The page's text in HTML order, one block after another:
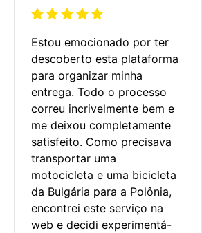
Estou emocionado por ter
descoberto esta plataforma
para organizar minha
entrega. Todo o processo
correu incrivelmente bem e
me deixou completamente
satisfeito. Como precisava
transportar uma
motocicleta e uma bicicleta
da Bulgária para a Polônia,
encontrei este serviço na
web e decidi experimentá-